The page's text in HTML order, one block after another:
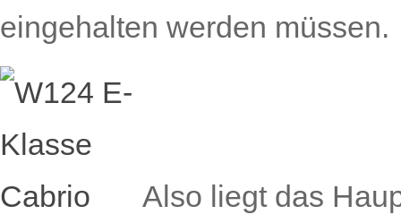
eingehalten werden müssen.
Also liegt das